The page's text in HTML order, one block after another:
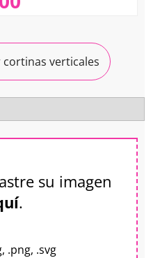
verticales
su imagen
.
.png, .svg